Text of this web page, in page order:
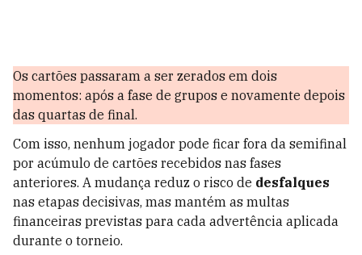
Os cartões passaram a ser zerados em dois
momentos: após a fase de grupos e novamente depois
das quartas de final.
Com isso, nenhum jogador pode ficar fora da semifinal
por acúmulo de cartões recebidos nas fases
anteriores. A mudança reduz o risco de desfalques
nas etapas decisivas, mas mantém as multas
financeiras previstas para cada advertência aplicada
durante o torneio.